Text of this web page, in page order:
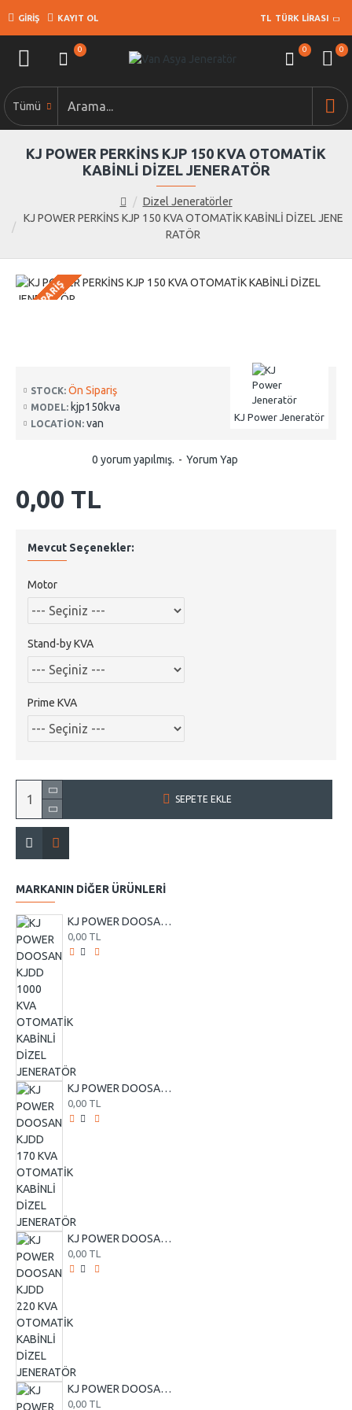
GIRIŞ KAYIT OL TL TÜRK LIRASI
0 0 0
Tümü
Dizel Jeneratörler
KJ POWER PERKİNS KJP 150 KVA OTOMATİK KABİNLİ DİZEL JENE
RATÖR
KJ POWER PERKİNS KJP 150 KVA OTOMATİK
KABİNLİ DİZEL JENERATÖR
ÖN SIPARIŞ
STOCK: Ön Sipariş
MODEL: kjp150kva
LOCATION: van KJ Power Jeneratör
0 yorum yapılmış. - Yorum Yap
0,00 TL
Mevcut Seçenekler:
Motor
Stand-by KVA
Prime KVA
SEPETE EKLE
MARKANIN DIĞER ÜRÜNLERI
KJ POWER DOOSAN KJDD 1000 KVA OTOMATİK KABİNLİ DİZEL JENERATÖR
0,00 TL
KJ POWER DOOSAN KJDD 170 KVA OTOMATİK KABİNLİ DİZEL JENERATÖR
0,00 TL
KJ POWER DOOSAN KJDD 220 KVA OTOMATİK KABİNLİ DİZEL JENERATÖR
0,00 TL
KJ POWER DOOSAN KJDD 255 KVA OTOMATİK KABİNLİ DİZEL JENERATÖR
0,00 TL